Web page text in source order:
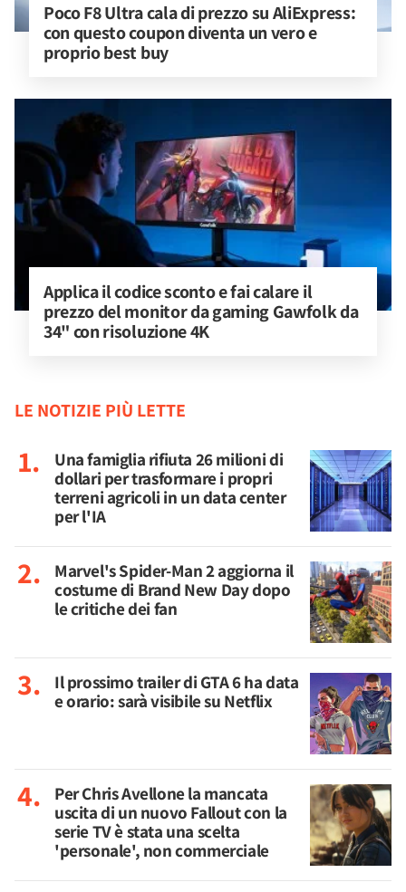
Poco F8 Ultra cala di prezzo su AliExpress:
con questo coupon diventa un vero e
proprio best buy
Applica il codice sconto e fai calare il
prezzo del monitor da gaming Gawfolk da
34" con risoluzione 4K
LE NOTIZIE PIÙ LETTE
Una famiglia rifiuta 26 milioni di
dollari per trasformare i propri
terreni agricoli in un data center
per l'IA
Marvel's Spider-Man 2 aggiorna il
costume di Brand New Day dopo
le critiche dei fan
Il prossimo trailer di GTA 6 ha data
e orario: sarà visibile su Netflix
Per Chris Avellone la mancata
uscita di un nuovo Fallout con la
serie TV è stata una scelta
'personale', non commerciale